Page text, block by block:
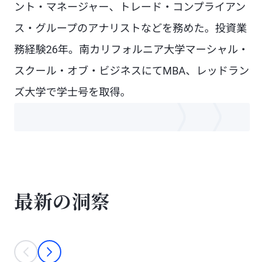
ント・マネージャー、トレード・コンプライアン
ス・グループのアナリストなどを務めた。投資業
務経験26年。南カリフォルニア大学マーシャル・
スクール・オブ・ビジネスにてMBA、レッドラン
ズ大学で学士号を取得。
最新の洞察
This is a carousel with individual cards. Use the previous and next
prev
next